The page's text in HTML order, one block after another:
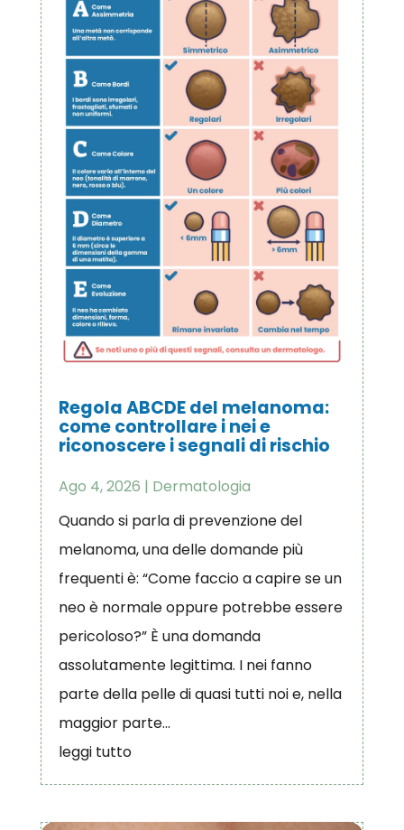
Regola ABCDE del melanoma:
come controllare i nei e
riconoscere i segnali di rischio
Ago 4, 2026 | Dermatologia
Quando si parla di prevenzione del
melanoma, una delle domande più
frequenti è: “Come faccio a capire se un
neo è normale oppure potrebbe essere
pericoloso?” È una domanda
assolutamente legittima. I nei fanno
parte della pelle di quasi tutti noi e, nella
maggior parte...
leggi tutto